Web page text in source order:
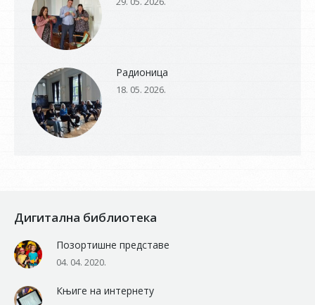
Радионица
18. 05. 2026.
Дигитална библиотека
Позортишне представе
04. 04. 2020.
Књиге на интернету